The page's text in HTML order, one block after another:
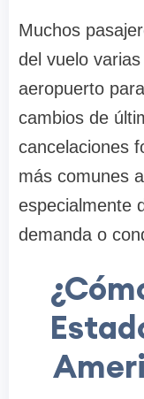
Muchos
del vuelo
aeropuerto
cambios de
cancelaciones
más comunes
especialmente
demanda o